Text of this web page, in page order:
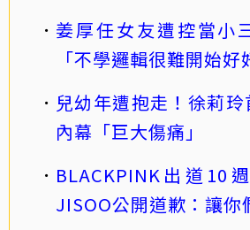
姜厚任女友遭控當小
「不學邏輯很難開始好
兒幼年遭抱走！徐莉
內幕「巨大傷痛」
BLACKPINK出道10
JISOO公開道歉：讓你